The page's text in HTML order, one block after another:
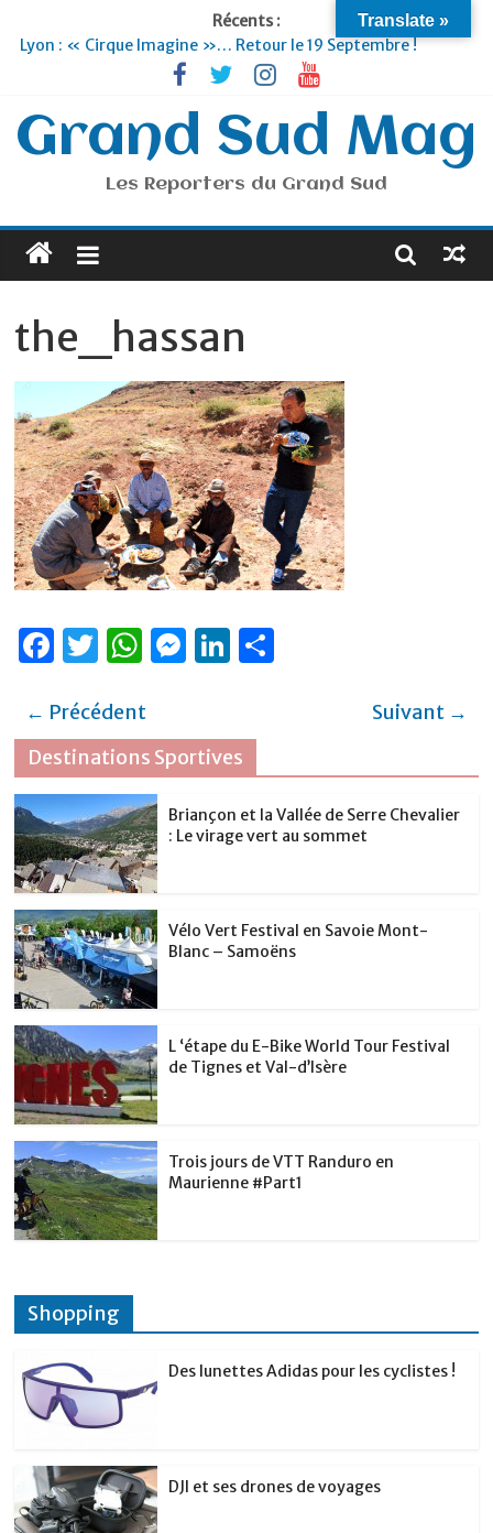
Récents :
Lyon : « Cirque Imagine »… Retour le 19 Septembre !
Briançon et la Vallée de Serre Chevalier : Le virage vert au
Je suis en Voyage
Portugal : « Tout l’Alentejo à pied »
Espagne : « La Ruta del Este »
Grand Sud Mag
Les Reporters du Grand Sud
the_hassan
F
c
e
b
o
o
k
T
it
te
r
W
at
s
A
p
p
M
e
n
g
Li
e
dI
n
er
← Précédent
Suivant →
Destinations Sportives
Briançon et la Vallée de Serre Chevalier
: Le virage vert au sommet
Vélo Vert Festival en Savoie Mont-
Blanc – Samoëns
L ‘étape du E-Bike World Tour Festival
de Tignes et Val-d’Isère
Trois jours de VTT Randuro en
Maurienne #Part1
Shopping
Des lunettes Adidas pour les cyclistes !
DJI et ses drones de voyages
Translate »